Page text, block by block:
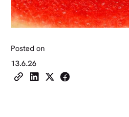
Posted on
13.6.26